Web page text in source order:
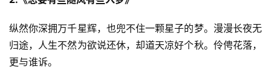
纵然你深拥万千星辉，也兜不住一颗星子的梦。漫漫长夜无
归途，人生不然为欲说还休，却道天凉好个秋。伶俜花落，
更与谁诉。